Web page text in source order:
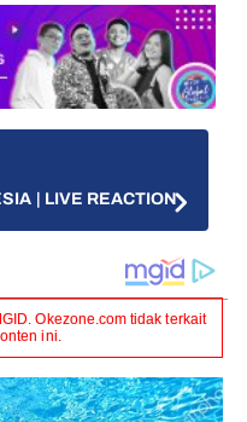
| LIVE REACTION